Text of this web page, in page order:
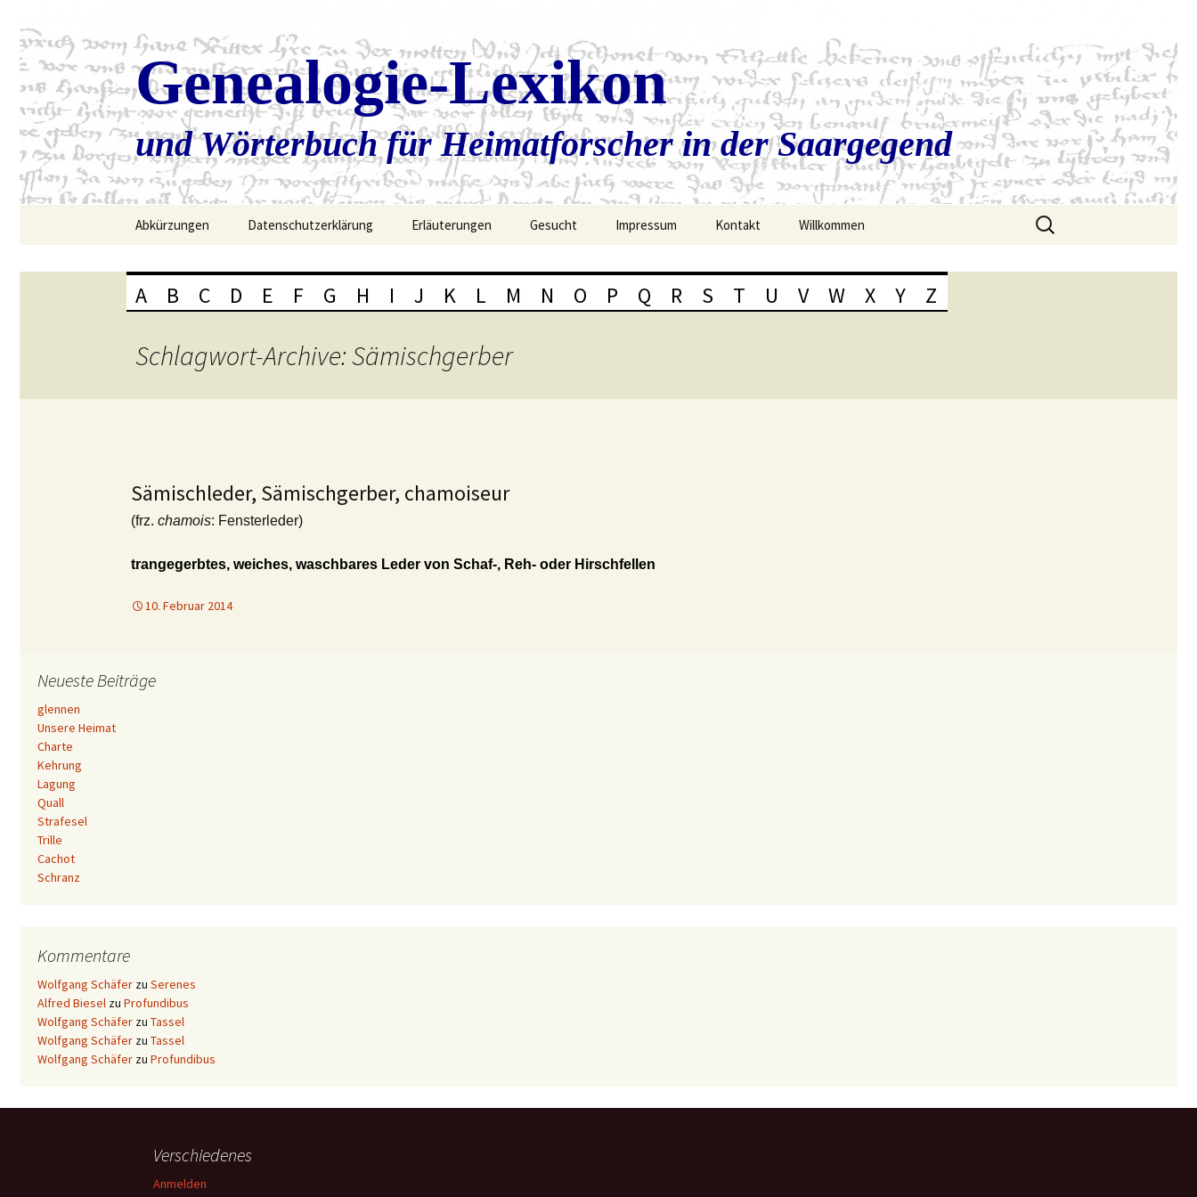
Genealogie-Lexikon
und Wörterbuch für Heimatforscher in der Saargegend
Abkürzungen Datenschutzerklärung Erläuterungen Gesucht Impressum Kontakt Willkommen
Suchen
nach:
A B C D E F G H I J K L M N O P Q R S T U V W X Y Z
Schlagwort-Archive: Sämischgerber
Sämischleder, Sämischgerber, chamoiseur
(frz. chamois: Fensterleder)
trangegerbtes, weiches, waschbares Leder von Schaf-, Reh- oder Hirschfellen
10. Februar 2014
Neueste Beiträge
glennen
Unsere Heimat
Charte
Kehrung
Lagung
Quall
Strafesel
Trille
Cachot
Schranz
Kommentare
Wolfgang Schäfer zu Serenes
Alfred Biesel zu Profundibus
Wolfgang Schäfer zu Tassel
Wolfgang Schäfer zu Tassel
Wolfgang Schäfer zu Profundibus
Verschiedenes
Anmelden